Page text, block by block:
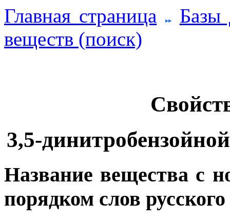
Главная страница
Базы
веществ (поиск)
3,5-
Название вещества с
порядком слов